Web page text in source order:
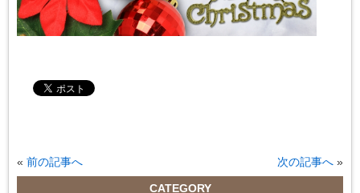
« 前の記事へ 次の記事へ »
CATEGORY